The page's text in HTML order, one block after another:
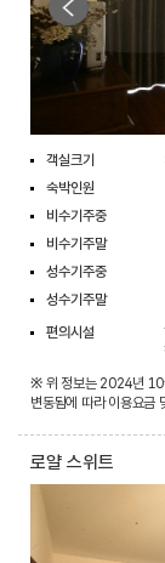
객실크기
숙박인원
비수기주중
비수기주말
성수기주중
성수기주말
편의시설
※ 위 정보는 2024년 10
변동됨에 따라 이용요금
로얄 스위트